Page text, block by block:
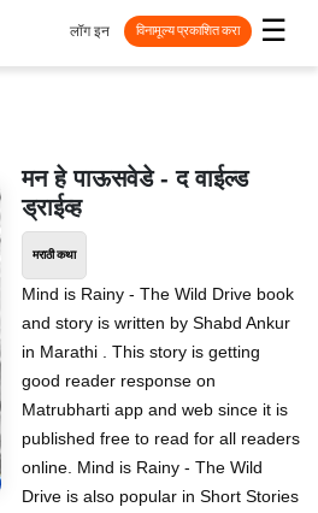
☰
लॉग इन विनामूल्य प्रकाशित करा
मन हे पाऊसवेडे - द वाईल्ड
ड्राईव्ह
मराठी कथा
Mind is Rainy - The Wild Drive book
and story is written by Shabd Ankur
in Marathi . This story is getting
good reader response on
Matrubharti app and web since it is
published free to read for all readers
online. Mind is Rainy - The Wild
Drive is also popular in Short Stories